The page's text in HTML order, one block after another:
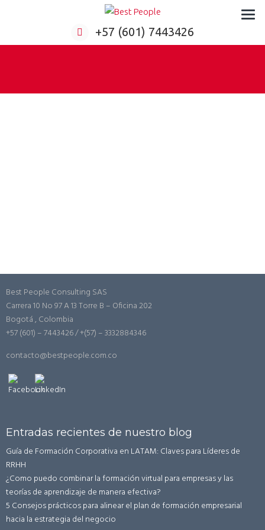
Formación virtual para empresas
+57 (601) 7443426
Best People Consulting SAS
Carrera 10 No 97 A 13 Torre B – Oficina 202
Bogotá , Colombia
+57 (601) – 7443426 / +(57) – 3332884346
contacto@bestpeople.com.co
Entradas recientes de nuestro blog
Guía de Formación Corporativa en LATAM: Claves para Líderes de
RRHH
¿Como puedo combinar la formación virtual para empresas y las
teorías de aprendizaje de manera efectiva?
5 Consejos prácticos para alinear el plan de formación empresarial
hacia la estrategia del negocio